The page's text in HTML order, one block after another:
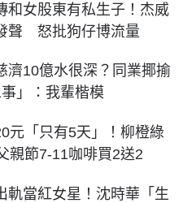
和女股東有私生子！杰威
聲 怒批狗仔博流量
濟10億水很深？同業揶揄
」：我輩楷模
元「只有5天」！柳橙綠
節7-11咖啡買2送2
軌當紅女星！沈時華「生